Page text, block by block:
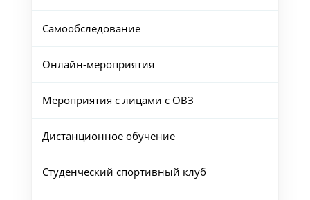
Самообследование
Онлайн-мероприятия
Мероприятия с лицами с ОВЗ
Дистанционное обучение
Студенческий спортивный клуб